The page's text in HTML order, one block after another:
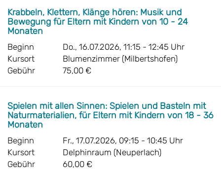
Krabbeln, Klettern, Klänge hören: Musik und
Bewegung für Eltern mit Kindern von 10 - 24
Monaten
Beginn
Do., 16.07.2026, 11:15 - 12:45 Uhr
Kursort
Blumenzimmer (Milbertshofen)
Gebühr
75,00 €
Spielen mit allen Sinnen: Spielen und Basteln mit
Naturmaterialien, für Eltern mit Kindern von 18 - 36
Monaten
Beginn
Fr., 17.07.2026, 09:15 - 10:45 Uhr
Kursort
Delphinraum (Neuperlach)
Gebühr
60,00 €